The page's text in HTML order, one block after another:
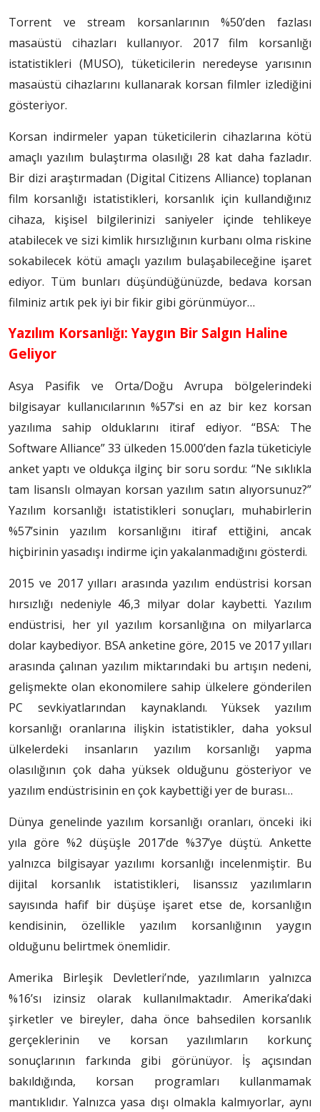
Torrent ve stream korsanlarının %50’den fazlası
masaüstü cihazları kullanıyor. 2017 film korsanlığı
istatistikleri (MUSO), tüketicilerin neredeyse yarısının
masaüstü cihazlarını kullanarak korsan filmler izlediğini
gösteriyor.
Korsan indirmeler yapan tüketicilerin cihazlarına kötü
amaçlı yazılım bulaştırma olasılığı 28 kat daha fazladır.
Bir dizi araştırmadan (Digital Citizens Alliance) toplanan
film korsanlığı istatistikleri, korsanlık için kullandığınız
cihaza, kişisel bilgilerinizi saniyeler içinde tehlikeye
atabilecek ve sizi kimlik hırsızlığının kurbanı olma riskine
sokabilecek kötü amaçlı yazılım bulaşabileceğine işaret
ediyor. Tüm bunları düşündüğünüzde, bedava korsan
filminiz artık pek iyi bir fikir gibi görünmüyor…
Yazılım Korsanlığı: Yaygın Bir Salgın Haline
Geliyor
Asya Pasifik ve Orta/Doğu Avrupa bölgelerindeki
bilgisayar kullanıcılarının %57’si en az bir kez korsan
yazılıma sahip olduklarını itiraf ediyor. “BSA: The
Software Alliance” 33 ülkeden 15.000’den fazla tüketiciyle
anket yaptı ve oldukça ilginç bir soru sordu: “Ne sıklıkla
tam lisanslı olmayan korsan yazılım satın alıyorsunuz?”
Yazılım korsanlığı istatistikleri sonuçları, muhabirlerin
%57’sinin yazılım korsanlığını itiraf ettiğini, ancak
hiçbirinin yasadışı indirme için yakalanmadığını gösterdi.
2015 ve 2017 yılları arasında yazılım endüstrisi korsan
hırsızlığı nedeniyle 46,3 milyar dolar kaybetti. Yazılım
endüstrisi, her yıl yazılım korsanlığına on milyarlarca
dolar kaybediyor. BSA anketine göre, 2015 ve 2017 yılları
arasında çalınan yazılım miktarındaki bu artışın nedeni,
gelişmekte olan ekonomilere sahip ülkelere gönderilen
PC sevkiyatlarından kaynaklandı. Yüksek yazılım
korsanlığı oranlarına ilişkin istatistikler, daha yoksul
ülkelerdeki insanların yazılım korsanlığı yapma
olasılığının çok daha yüksek olduğunu gösteriyor ve
yazılım endüstrisinin en çok kaybettiği yer de burası…
Dünya genelinde yazılım korsanlığı oranları, önceki iki
yıla göre %2 düşüşle 2017’de %37’ye düştü. Ankette
yalnızca bilgisayar yazılımı korsanlığı incelenmiştir. Bu
dijital korsanlık istatistikleri, lisanssız yazılımların
sayısında hafif bir düşüşe işaret etse de, korsanlığın
kendisinin, özellikle yazılım korsanlığının yaygın
olduğunu belirtmek önemlidir.
Amerika Birleşik Devletleri’nde, yazılımların yalnızca
%16’sı izinsiz olarak kullanılmaktadır. Amerika’daki
şirketler ve bireyler, daha önce bahsedilen korsanlık
gerçeklerinin ve korsan yazılımların korkunç
sonuçlarının farkında gibi görünüyor. İş açısından
bakıldığında, korsan programları kullanmamak
mantıklıdır. Yalnızca yasa dışı olmakla kalmıyorlar, aynı